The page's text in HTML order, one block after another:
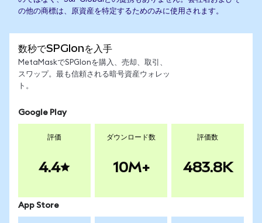
の他の商標は、原資産を特定するためのみに使用されます。
数秒でSPGIonを入手
MetaMaskでSPGIonを購入、売却、取引、
スワップ。最も信頼される暗号資産ウォレッ
ト。
Google Play
評価
4.4
ダウンロード数
10M+
評価数
483.8K
App Store